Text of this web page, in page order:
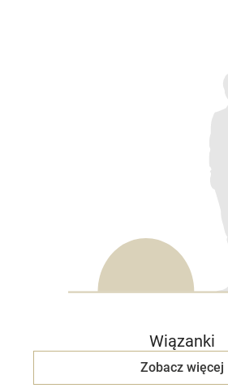
Wiązanki
Zobacz więcej